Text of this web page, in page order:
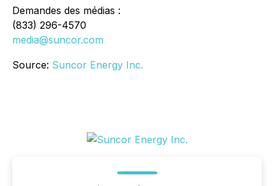
Demandes des médias :
(833) 296-4570
media@suncor.com
Source: Suncor Energy Inc.